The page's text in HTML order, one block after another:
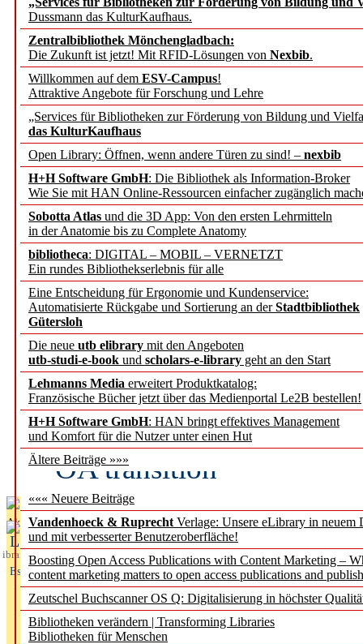
Dussmann das KulturKaufhaus.
Zentralbibliothek Mönchengladbach:
Die Zukunft ist jetzt! Mit RFID-Lösungen von Nexbib.
Willkommen auf dem ESV-Campus!
Attraktive Angebote für Forschung und Lehre
„Services für Bibliotheken zur Förderung von Bildung und
das KulturKaufhaus
Open Library: Öffnen, wenn andere Türen zu sind! – nexbib
H+H Software GmbH: Die Bibliothek als Information-Broker
Wie Sie mit HAN Online-Ressourcen einfacher zugänglich
Sobotta Atlas und die 3D App: Von den ersten Lehrmitteln
in der Anatomie bis zu Complete Anatomy
bibliotheca: DIGITAL – MOBIL – VERNETZT
Ein rundes Bibliothekserlebnis für alle
Eine Entscheidung für Ergonomie und Kundenservice:
Automatisierte Rückgabe und Sortierung an derStadtbibliothek
Gütersloh
Die neue utb elibrary mit den Angeboten
utb-studi-e-book und scholars-e-library geht an den Start
Lehmanns Media erweitert Produktkatalog:
Französische Bücher jetzt über das Medienportal Le2B bestellen!
H+H Software GmbH: HAN bringt effektives Management
und Komfort für die Nutzer unter einen Hut
Ältere Beiträge »»»
««« Neuere Beiträge
Vandenhoeck & Ruprecht Verlage: Unsere eLibrary in neuem
und mit verbesserter Benutzeroberfläche!
Boosting Open Access Publications with Content Marketing –
content marketing matters to open access publications and
Zeutschel Buchscanner OS Q: Digitalisierung in höchster
Bibliotheken verändern | Transforming Libraries
Bibliotheken für Menschen
Künstliche Intelligenz
besser zu verstehen
„Leitbegriffe der
des BIÖG erscheinen
jedem Experiment
DFG setzt Förderung
FAIRmat fort
Bayerns digitale
Schulwandbilder aus
Fifth Open Access
transformative
OA transition
Aktuelles aus
L
ibrary
Essentials